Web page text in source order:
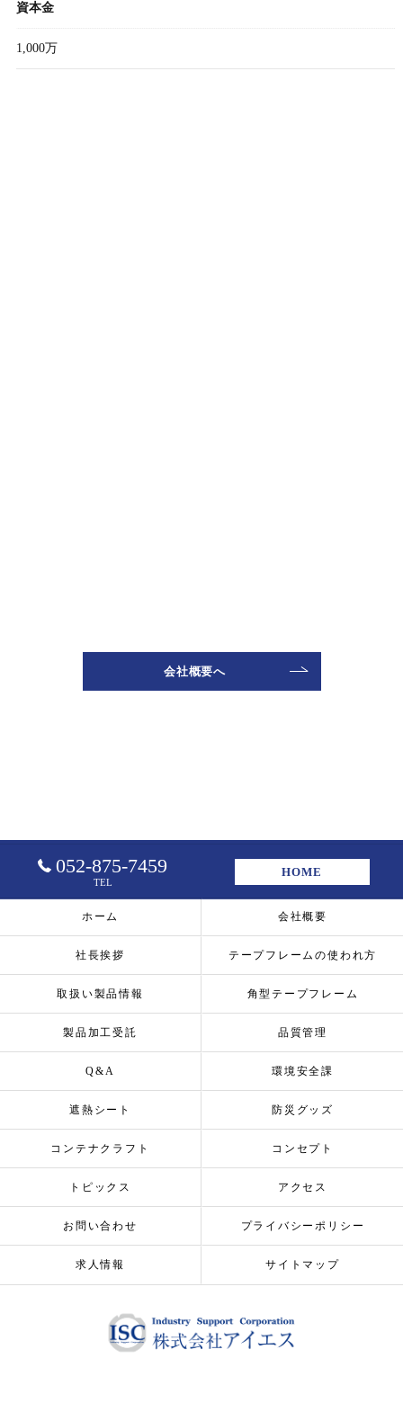
資本金
1,000万
会社概要へ
052-875-7459
TEL
HOME
ホーム 会社概要
社長挨拶 テープフレームの使われ方
取扱い製品情報 角型テープフレーム
製品加工受託 品質管理
Q&A 環境安全課
遮熱シート 防災グッズ
コンテナクラフト コンセプト
トピックス アクセス
お問い合わせ プライバシーポリシー
求人情報 サイトマップ